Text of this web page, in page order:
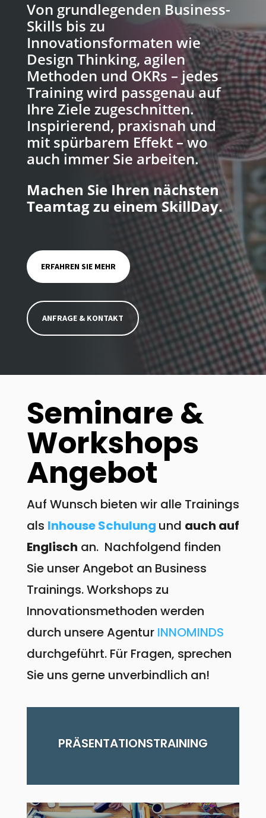
Von grundlegenden Business-
Skills bis zu
Innovationsformaten wie
Design Thinking, agilen
Methoden und OKRs – jedes
Training wird passgenau auf
Ihre Ziele zugeschnitten.
Inspirierend, praxisnah und
mit spürbarem Effekt – wo
auch immer Sie arbeiten.
Machen Sie Ihren nächsten
Teamtag zu einem SkillDay.
ERFAHREN SIE MEHR
ANFRAGE & KONTAKT
Seminare &
Workshops
Angebot
Auf Wunsch bieten wir alle Trainings
als Inhouse Schulung und auch auf
Englisch an. Nachfolgend finden
Sie unser Angebot an Business
Trainings. Workshops zu
Innovationsmethoden werden
durch unsere Agentur INNOMINDS
durchgeführt. Für Fragen, sprechen
Sie uns gerne unverbindlich an!
PRÄSENTATIONSTRAINING